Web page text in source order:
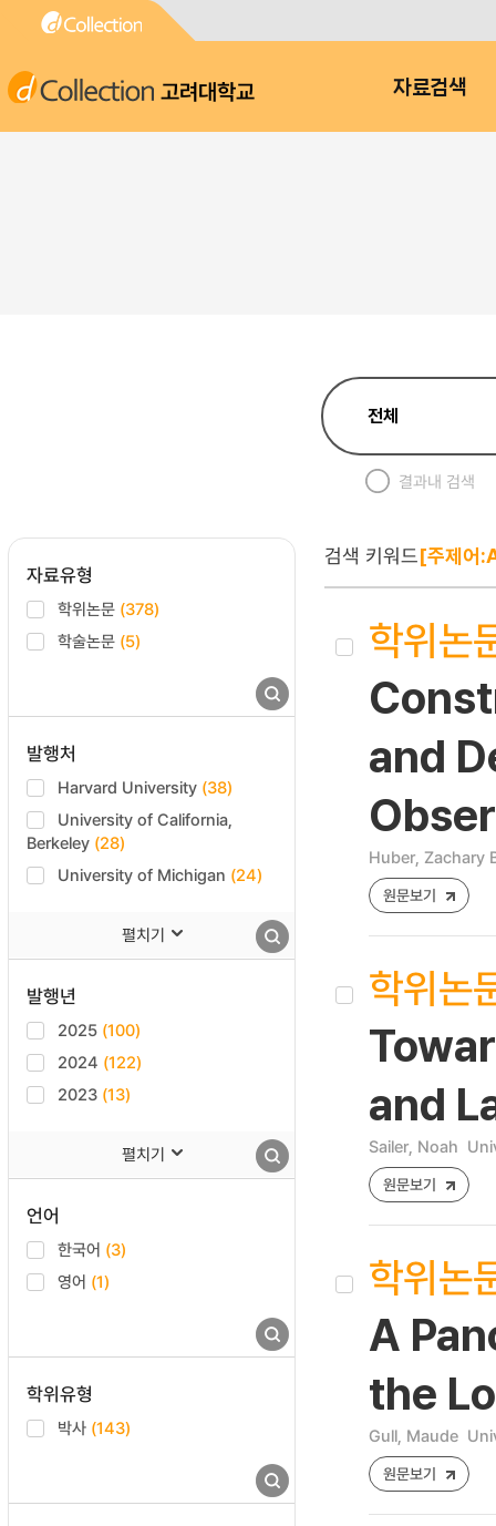
고려대학교 자료검색
결과내 검색
자료유형
학위논문 (378)
학술논문 (5)
발행처
Harvard University (38)
University of California,
Berkeley (28)
University of Michigan (24)
펼치기
발행년
2025 (100)
2024 (122)
2023 (13)
펼치기
언어
한국어 (3)
영어 (1)
학위유형
박사 (143)
검색 키워드[주제어
학위논
and
Huber, Zachary
원문보기
학위논
and
Sailer, Noah
원문보기
학위논
A
the
Gull, Maude
원문보기